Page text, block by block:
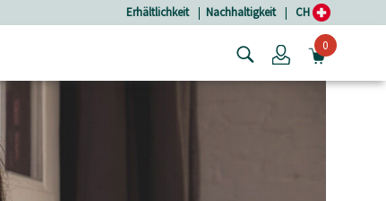
Erhältlichkeit | Nachhaltigkeit | CH
Login0